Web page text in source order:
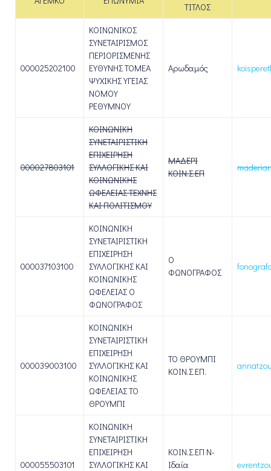
ΤΙΤΛΟΣ
000025202100
ΚΟΙΝΩΝΙΚΟΣ
ΣΥΝΕΤΑΙΡΙΣΜΟΣ
ΠΕΡΙΟΡΙΣΜΕΝΗΣ
ΕΥΘΥΝΗΣ ΤΟΜΕΑ
ΨΥΧΙΚΗΣ ΥΓΕΙΑΣ
ΝΟΜΟΥ
ΡΕΘΥΜΝΟΥ
Αρωδαμός
000027803101
ΚΟΙΝΩΝΙΚΗ
ΣΥΝΕΤΑΙΡΙΣΤΙΚΗ
ΕΠΙΧΕΙΡΗΣΗ
ΣΥΛΛΟΓΙΚΗΣ ΚΑΙ
ΚΟΙΝΩΝΙΚΗΣ
ΩΦΕΛΕΙΑΣ ΤΕΧΝΗΣ
ΚΑΙ ΠΟΛΙΤΙΣΜΟΥ
ΜΑΔΕΡΙ
ΚΟΙΝ.Σ.ΕΠ
000037103100
ΚΟΙΝΩΝΙΚΗ
ΣΥΝΕΤΑΙΡΙΣΤΙΚΗ
ΕΠΙΧΕΙΡΗΣΗ
ΣΥΛΛΟΓΙΚΗΣ ΚΑΙ
ΚΟΙΝΩΝΙΚΗΣ
ΩΦΕΛΕΙΑΣ Ο
ΦΩΝΟΓΡΑΦΟΣ
Ο
ΦΩΝΟΓΡΑΦΟΣ
000039003100
ΚΟΙΝΩΝΙΚΗ
ΣΥΝΕΤΑΙΡΙΣΤΙΚΗ
ΕΠΙΧΕΙΡΗΣΗ
ΣΥΛΛΟΓΙΚΗΣ ΚΑΙ
ΚΟΙΝΩΝΙΚΗΣ
ΩΦΕΛΕΙΑΣ ΤΟ
ΘΡΟΥΜΠΙ
ΤΟ ΘΡΟΥΜΠΙ
ΚΟΙΝ.Σ.ΕΠ.
000055503101
ΚΟΙΝΩΝΙΚΗ
ΣΥΝΕΤΑΙΡΙΣΤΙΚΗ
ΕΠΙΧΕΙΡΗΣΗ
ΣΥΛΛΟΓΙΚΗΣ ΚΑΙ
ΚΟΙΝ.Σ.ΕΠ Ν-
Ιδαία